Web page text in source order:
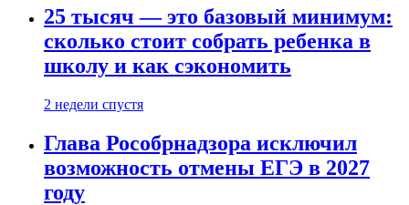
25 тысяч — это базовый минимум:
сколько стоит собрать ребенка в
школу и как сэкономить
2 недели спустя
Глава Рособрнадзора исключил
возможность отмены ЕГЭ в 2027
году